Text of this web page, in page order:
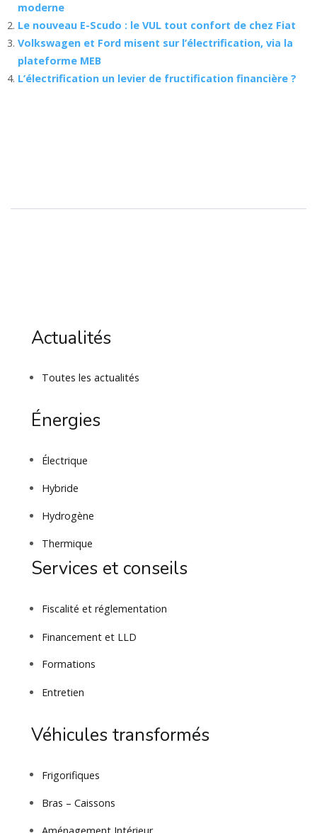
moderne
Le nouveau E-Scudo : le VUL tout confort de chez Fiat
Volkswagen et Ford misent sur l’électrification, via la
plateforme MEB
L’électrification un levier de fructification financière ?
Actualités
Toutes les actualités
Énergies
Électrique
Hybride
Hydrogène
Thermique
Services et conseils
Fiscalité et réglementation
Financement et LLD
Formations
Entretien
Véhicules transformés
Frigorifiques
Bras – Caissons